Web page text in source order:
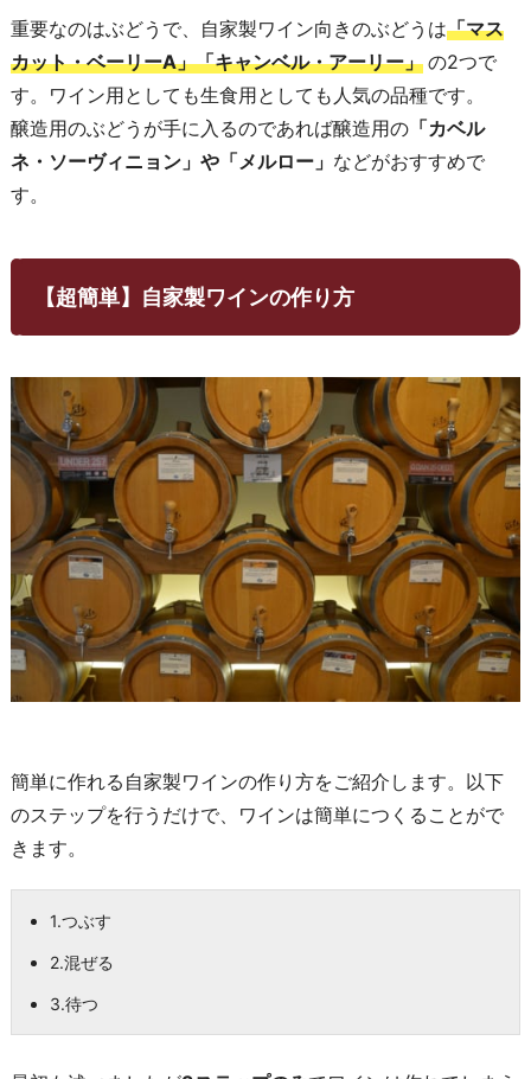
重要なのはぶどうで、自家製ワイン向きのぶどうは「マス
カット・ベーリーA」「キャンベル・アーリー」 の2つで
す。ワイン用としても生食用としても人気の品種です。
醸造用のぶどうが手に入るのであれば醸造用の 「カベル
ネ・ソーヴィニョン」や「メルロー」 などがおすすめで
す。
【超簡単】自家製ワインの作り方
簡単に作れる自家製ワインの作り方をご紹介します。以下
のステップを行うだけで、ワインは簡単につくることがで
きます。
1.つぶす
2.混ぜる
3.待つ